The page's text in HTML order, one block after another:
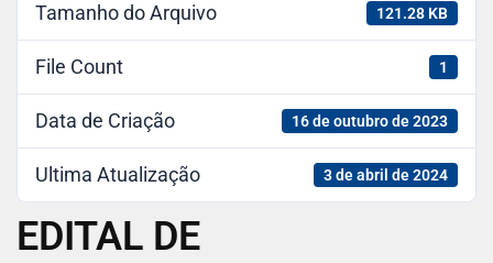
Tamanho do Arquivo 121.28 KB
File Count 1
Data de Criação 16 de outubro de 2023
Ultima Atualização 3 de abril de 2024
EDITAL DE